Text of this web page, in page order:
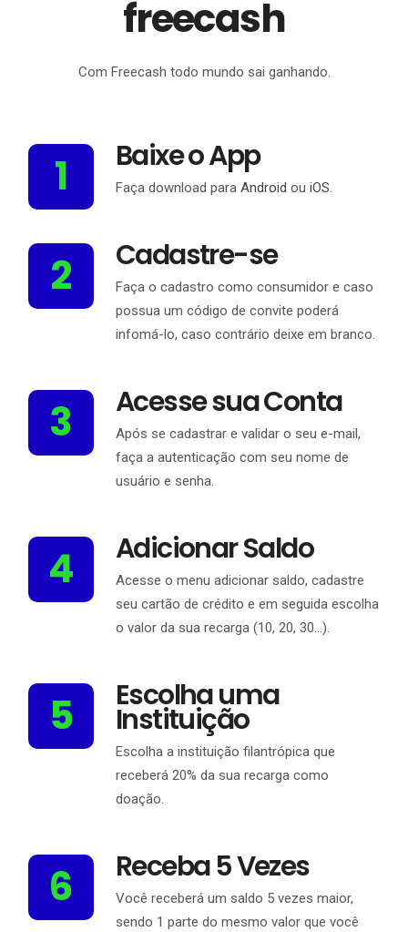
freecash
Com Freecash todo mundo sai ganhando.
1 Baixe o App
Faça download para Android ou iOS.
2 Cadastre-se
Faça o cadastro como consumidor e caso
possua um código de convite poderá
infomá-lo, caso contrário deixe em branco.
3 Acesse sua Conta
Após se cadastrar e validar o seu e-mail,
faça a autenticação com seu nome de
usuário e senha.
4 Adicionar Saldo
Acesse o menu adicionar saldo, cadastre
seu cartão de crédito e em seguida escolha
o valor da sua recarga (10, 20, 30…).
5 Escolha uma
Instituição
Escolha a instituição filantrópica que
receberá 20% da sua recarga como
doação.
6 Receba 5 Vezes
Você receberá um saldo 5 vezes maior,
sendo 1 parte do mesmo valor que você